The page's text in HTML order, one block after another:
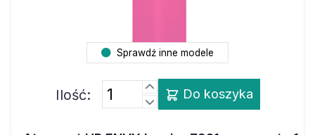
Sprawdź inne modele
Ilość: Do koszyka